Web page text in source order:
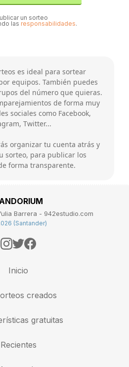
un sorteo
las responsabilidades.
es ideal para sortear
equipos. También puedes
del número que quieras.
de forma muy
sociales como Facebook,
Twitter...
organizar tu cuenta atrás y
sorteo, para publicar los
forma transparente.
Barrera - 942estudio.com
(Santander)
Inicio
creados
gratuitas
Recientes